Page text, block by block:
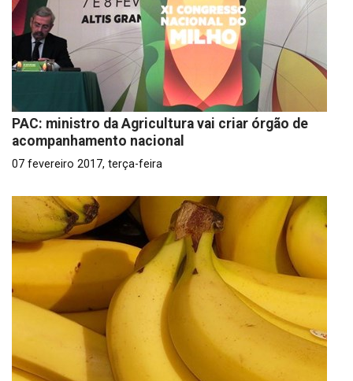
PAC: ministro da Agricultura vai criar órgão de
acompanhamento nacional
07 fevereiro 2017, terça-feira